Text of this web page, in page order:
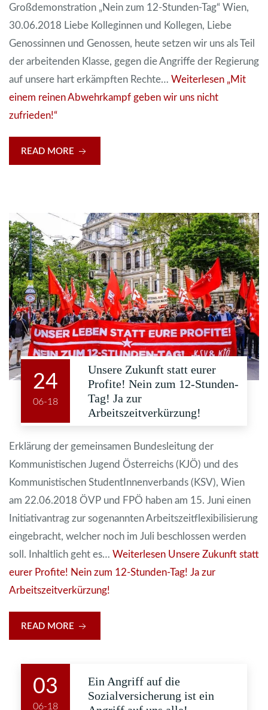
Großdemonstration „Nein zum 12-Stunden-Tag“ Wien,
30.06.2018 Liebe Kolleginnen und Kollegen, Liebe
Genossinnen und Genossen, heute setzen wir uns als Teil
der arbeitenden Klasse, gegen die Angriffe der Regierung
auf unsere hart erkämpften Rechte… Weiterlesen „Mit
einem reinen Abwehrkampf geben wir uns nicht
zufrieden!“
READ MORE
24
06-18
Unsere Zukunft statt eurer
Profite! Nein zum 12-Stunden-
Tag! Ja zur
Arbeitszeitverkürzung!
Erklärung der gemeinsamen Bundesleitung der
Kommunistischen Jugend Österreichs (KJÖ) und des
Kommunistischen StudentInnenverbands (KSV), Wien
am 22.06.2018 ÖVP und FPÖ haben am 15. Juni einen
Initiativantrag zur sogenannten Arbeitszeitflexibilisierung
eingebracht, welcher noch im Juli beschlossen werden
soll. Inhaltlich geht es… Weiterlesen Unsere Zukunft statt
eurer Profite! Nein zum 12-Stunden-Tag! Ja zur
Arbeitszeitverkürzung!
READ MORE
03
06-18
Ein Angriff auf die
Sozialversicherung ist ein